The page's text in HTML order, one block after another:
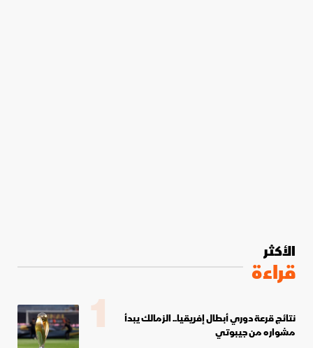
الأكثر
قراءة
نتائج قرعة دوري أبطال إفريقيا.. الزمالك يبدأ
مشواره من جيبوتي
1